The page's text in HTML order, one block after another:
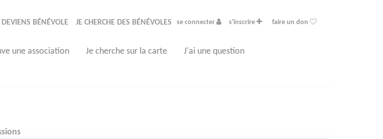
DEVIENS BÉNÉVOLE JE CHERCHE DES BÉNÉVOLES se connecter s'inscrire faire un don
une association Je cherche sur la carte J'ai une question